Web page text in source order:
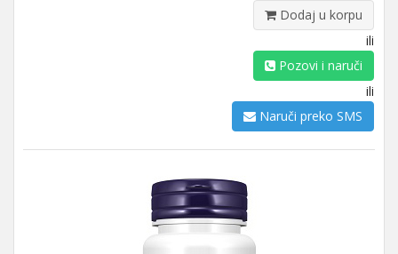
Dodaj u korpu
ili
Pozovi i naruči
ili
Naruči preko SMS